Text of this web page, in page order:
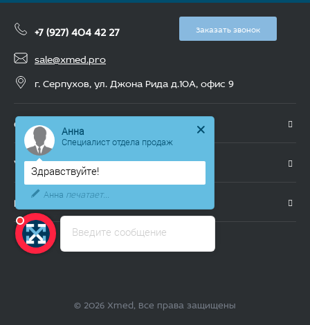
+7 (927) 404 42 27 Заказать звонок
sale@xmed.pro
г. Серпухов, ул. Джона Рида д.10А, офис 9
О компании
Услуги
Каталог
© 2026 Xmed, Все права защищены
Введите сообщение
Анна
Специалист отдела продаж
Здравствуйте!
Анна печатает...